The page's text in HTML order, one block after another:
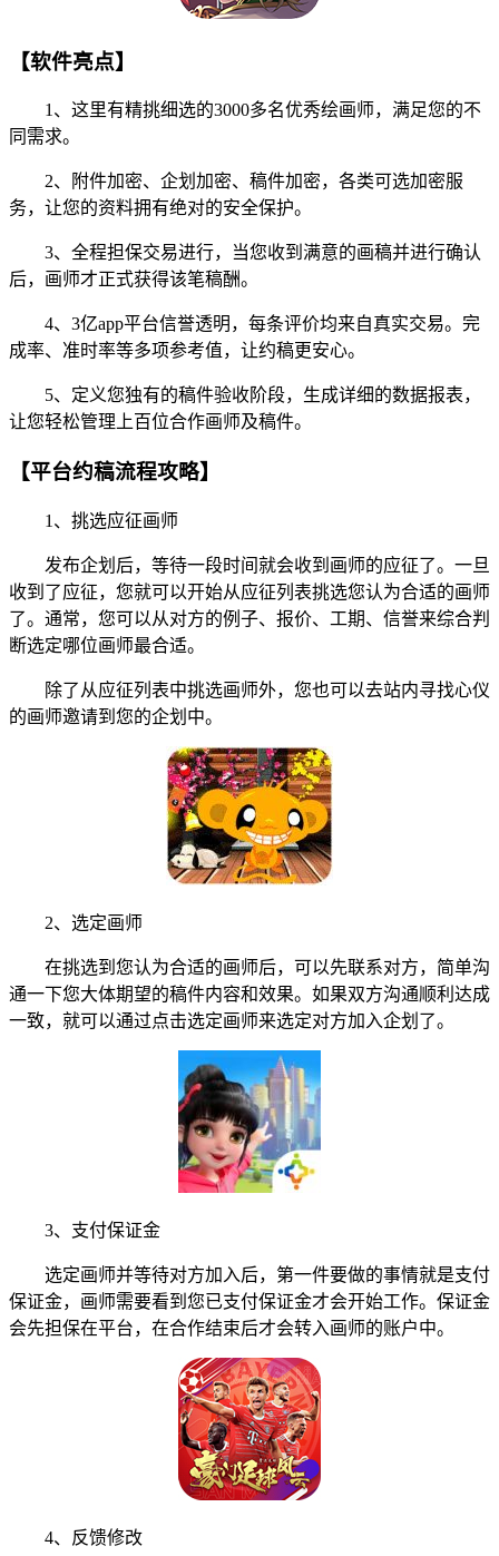
【软件亮点】
1、这里有精挑细选的3000多名优秀绘画师，满足您的不
同需求。
2、附件加密、企划加密、稿件加密，各类可选加密服
务，让您的资料拥有绝对的安全保护。
3、全程担保交易进行，当您收到满意的画稿并进行确认
后，画师才正式获得该笔稿酬。
4、3亿app平台信誉透明，每条评价均来自真实交易。完
成率、准时率等多项参考值，让约稿更安心。
5、定义您独有的稿件验收阶段，生成详细的数据报表，
让您轻松管理上百位合作画师及稿件。
【平台约稿流程攻略】
1、挑选应征画师
发布企划后，等待一段时间就会收到画师的应征了。一旦
收到了应征，您就可以开始从应征列表挑选您认为合适的画师
了。通常，您可以从对方的例子、报价、工期、信誉来综合判
断选定哪位画师最合适。
除了从应征列表中挑选画师外，您也可以去站内寻找心仪
的画师邀请到您的企划中。
2、选定画师
在挑选到您认为合适的画师后，可以先联系对方，简单沟
通一下您大体期望的稿件内容和效果。如果双方沟通顺利达成
一致，就可以通过点击选定画师来选定对方加入企划了。
3、支付保证金
选定画师并等待对方加入后，第一件要做的事情就是支付
保证金，画师需要看到您已支付保证金才会开始工作。保证金
会先担保在平台，在合作结束后才会转入画师的账户中。
4、反馈修改